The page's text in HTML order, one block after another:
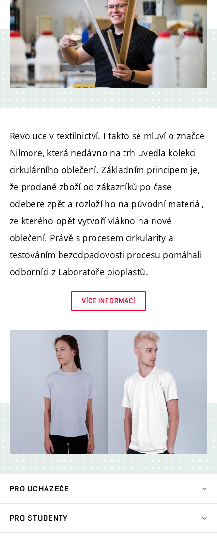
Revoluce v textilnictví. I takto se mluví o značce
Nilmore, která nedávno na trh uvedla kolekci
cirkulárního oblečení. Základním principem je,
že prodané zboží od zákazníků po čase
odebere zpět a rozloží ho na původní materiál,
ze kterého opět vytvoří vlákno na nové
oblečení. Právě s procesem cirkularity a
testováním bezodpadovosti procesu pomáhali
odborníci z Laboratoře bioplastů.
VÍCE INFORMACÍ
PRO UCHAZEČE
PRO STUDENTY